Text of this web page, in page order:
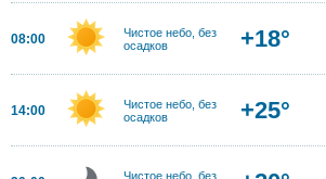
08:00
Чистое небо, без
осадков
+18°
14:00
Чистое небо, без
осадков
+25°
Чистое небо, без